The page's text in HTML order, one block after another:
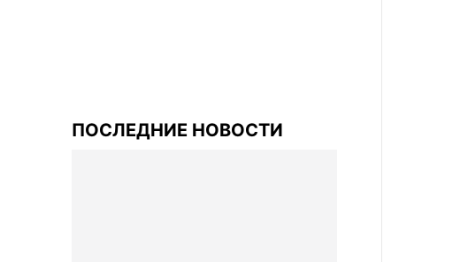
ПОСЛЕДНИЕ НОВОСТИ